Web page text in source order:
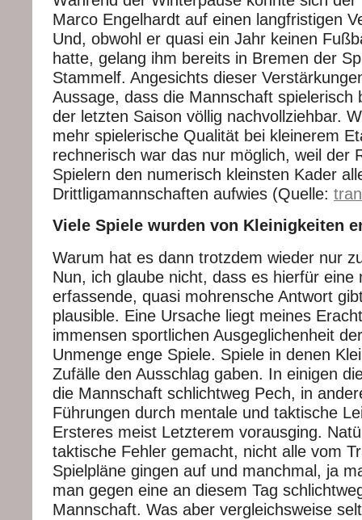
Marco Engelhardt auf einen langfristigen
Und, obwohl er quasi ein Jahr keinen
hatte, gelang ihm bereits in Bremen der
Stammelf. Angesichts dieser
Aussage, dass die Mannschaft spielerisch
der letzten Saison völlig nachvollziehbar.
mehr spielerische Qualität bei kleinerem
rechnerisch war das nur möglich, weil der
Spielern den numerisch kleinsten Kader
Drittligamannschaften aufwies (Quelle:
Viele Spiele wurden von Kleinigkeiten
Warum hat es dann trotzdem wieder nur
Nun, ich glaube nicht, dass es hierfür eine
erfassende, quasi mohrensche Antwort
plausible. Eine Ursache liegt meines
immensen sportlichen Ausgeglichenheit
Unmenge enge Spiele. Spiele in denen
Zufälle den Ausschlag gaben. In einigen
die Mannschaft schlichtweg Pech, in
Führungen durch mentale und taktische
Ersteres meist Letzterem vorausging.
taktische Fehler gemacht, nicht alle vom
Spielpläne gingen auf und manchmal, ja
man gegen eine an diesem Tag
Mannschaft. Was aber vergleichsweise